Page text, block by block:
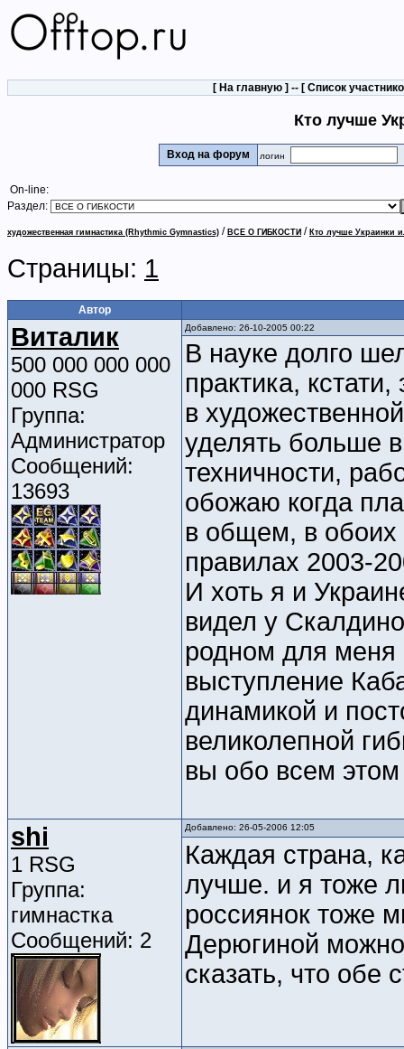
[ На главную ] -- [ Список
Кто лучше
Вход на форум логин
On-line:
Раздел:
художественная гимнастика (Rhythmic Gymnastics) / ВСЕ О ГИБКОСТИ / Кто лучше Украинки
Страницы: 1
Автор
Виталик
500 000 000 000
000 RSG
Группа:
Администратор
Сообщений:
13693
Добавлено: 26-10-2005 00:22
В науке долго
практика,
в
уделять больше
техничности,
обожаю когда
в общем, в обоих
правилах 2003-
И хоть я и
видел у
родном для меня
выступление
динамикой и
великолепной
вы обо всем
shi
1 RSG
Группа:
гимнастка
Сообщений: 2
Добавлено: 26-05-2006 12:05
Каждая страна,
лучше. и я тоже
россиянок тоже
Дерюгиной
сказать, что обе